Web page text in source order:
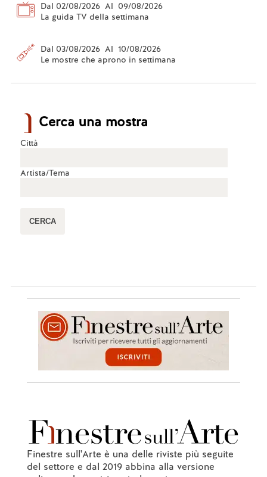
Dal 02/08/2026 Al 09/08/2026
La guida TV della settimana
Dal 03/08/2026 Al 10/08/2026
Le mostre che aprono in settimana
Cerca una mostra
Città
Artista/Tema
Finestre sull'Arte è una delle riviste più seguite
del settore e dal 2019 abbina alla versione